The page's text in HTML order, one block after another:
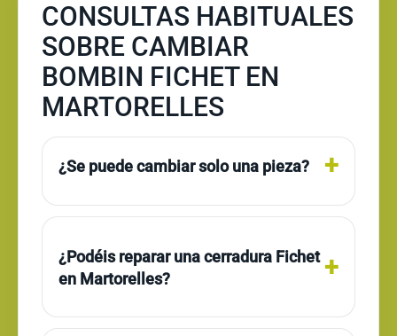
CONSULTAS HABITUALES
SOBRE CAMBIAR
BOMBIN FICHET EN
MARTORELLES
¿Se puede cambiar solo una pieza?
¿Podéis reparar una cerradura Fichet
en Martorelles?